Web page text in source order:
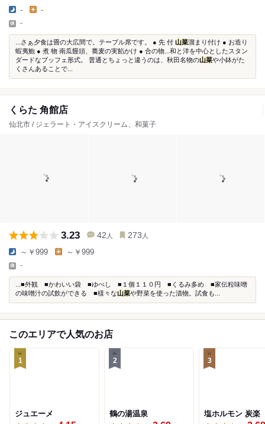
- -
-
...さぁ夕食は畳の大広間で。テーブル席です。 ● 先 付 山菜溜まり付け ● お造り
蝦夷鮑 ● 煮 物 南瓜饅頭、蕎麦の実餡かけ ● 合の物...和と洋を中心としたスタン
ダードなブッフェ形式。 普通とちょっと違うのは、秋田名物の山菜や小鉢がた
くさんあることで...
くらた 角館店
仙北市 / ジェラート・アイスクリーム、和菓子
3.23 42 人 273 人
～￥999 ～￥999
-
...■外観 ■かわいい袋 ■ゆべし ■１個１１０円 ■くるみ多め ■家伝粒味噌
の味噌汁の試飲ができる ■様々な山菜や野菜を使った漬物。試食も...
このエリアで人気のお店
1
ジュエーメ
2
鶴の湯温泉
3
塩ホルモン 炭楽